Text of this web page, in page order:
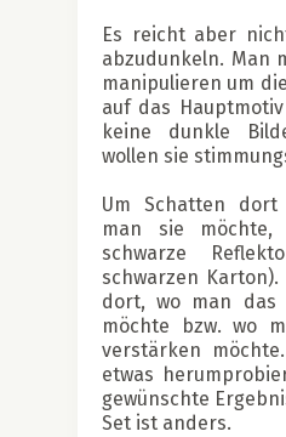
Es reicht aber
abzudunkeln. Man
manipulieren um
auf das
keine dunkle
wollen sie
Um Schatten dort
man sie möchte,
schwarze
schwarzen
dort, wo man das
möchte bzw. wo
verstärken
etwas
gewünschte
Set ist anders.